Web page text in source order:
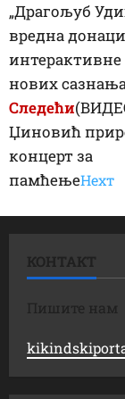
„Драгољуб
вредна
нових
Следећи
Џиновић
концерт за
памћењеНеxт
КОНТАКТ
Пишите нам